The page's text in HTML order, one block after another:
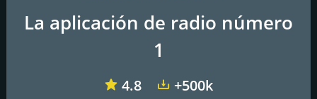
Doctor Fleming, 35
La aplicación de radio número
1
4.8 +500k